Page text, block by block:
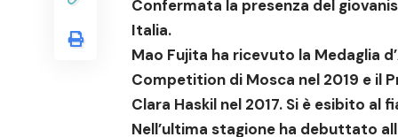
Confermata la presenza del
Italia.
Mao Fujita ha ricevuto la Medaglia
Competition di Mosca nel 2019 e il P
Clara Haskil nel 2017. Si è esibito al
Nell’ultima stagione ha debuttato